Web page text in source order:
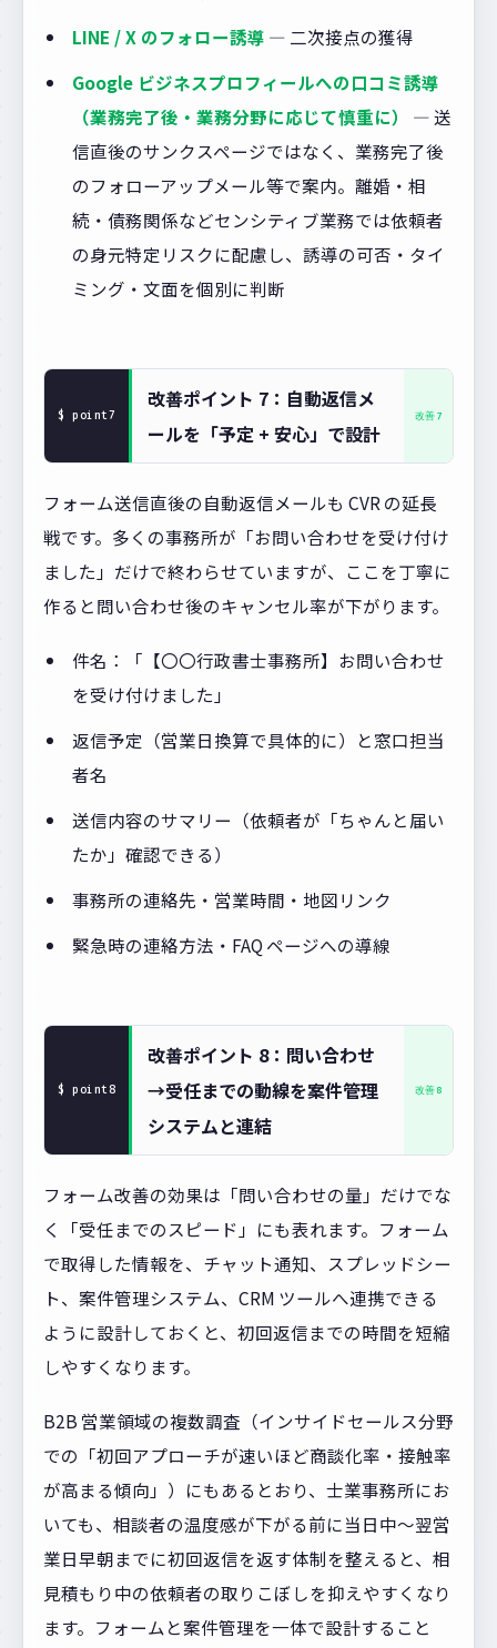
LINE / X のフォロー誘導 — 二次接点の獲得
Google ビジネスプロフィールへの口コミ誘導
（業務完了後・業務分野に応じて慎重に）
— 送
信直後のサンクスページではなく、業務完了後
のフォローアップメール等で案内。離婚・相
続・債務関係などセンシティブ業務では依頼者
の身元特定リスクに配慮し、誘導の可否・タイ
ミング・文面を個別に判断
改善ポイント 7：自動返信メ
ールを「予定 + 安心」で設計
フォーム送信直後の自動返信メールも CVR の延長
戦です。多くの事務所が「お問い合わせを受け付け
ました」だけで終わらせていますが、ここを丁寧に
作ると問い合わせ後のキャンセル率が下がります。
件名：「【〇〇行政書士事務所】お問い合わせ
を受け付けました」
返信予定（営業日換算で具体的に）と窓口担当
者名
送信内容のサマリー（依頼者が「ちゃんと届い
たか」確認できる）
事務所の連絡先・営業時間・地図リンク
緊急時の連絡方法・FAQ ページへの導線
改善ポイント 8：問い合わせ
→受任までの動線を案件管理
システムと連結
フォーム改善の効果は「問い合わせの量」だけでな
く「受任までのスピード」にも表れます。フォーム
で取得した情報を、チャット通知、スプレッドシー
ト、案件管理システム、CRM ツールへ連携できる
ように設計しておくと、初回返信までの時間を短縮
しやすくなります。
B2B 営業領域の複数調査（インサイドセールス分野
での「初回アプローチが速いほど商談化率・接触率
が高まる傾向」）にもあるとおり、士業事務所にお
いても、相談者の温度感が下がる前に当日中〜翌営
業日早朝までに初回返信を返す体制を整えると、相
見積もり中の依頼者の取りこぼしを抑えやすくなり
ます。フォームと案件管理を一体で設計すること